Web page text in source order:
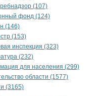
(107)
фонд (124)
(146)
(153)
инспекция (323)
(232)
для населения (299)
области (1577)
(3165)